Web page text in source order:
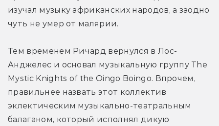
изучал музыку африканских народов, а заодно
чуть не умер от малярии.
Тем временем Ричард вернулся в Лос-
Анджелес и основал музыкальную группу The
Mystic Knights of the Oingo Boingo. Впрочем,
правильнее назвать этот коллектив
эклектическим музыкально-театральным
балаганом, который исполнял дикую